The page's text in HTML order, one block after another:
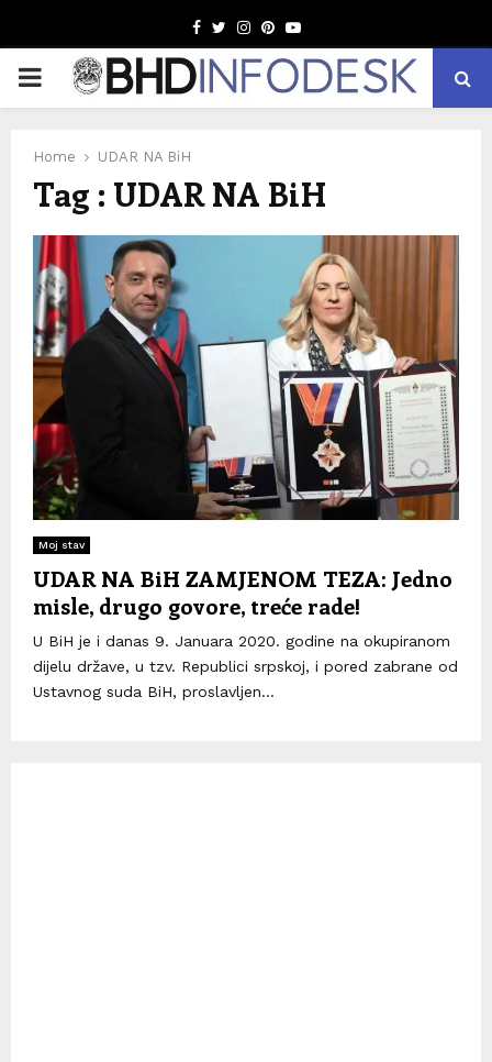
Facebook
TwitterInstagram
Pinterest
Youtube
PRIMARY
Home UDAR NA BiH
Tag : UDAR NA BiH
Moj stav
UDAR NA BiH ZAMJENOM TEZA: Jedno
misle, drugo govore, treće rade!
U BiH je i danas 9. Januara 2020. godine na okupiranom
dijelu države, u tzv. Republici srpskoj, i pored zabrane od
Ustavnog suda BiH, proslavljen...